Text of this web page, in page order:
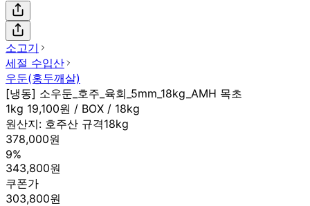
소고기
세절 수입산
우둔(홍두깨살)
[냉동] 소우둔_호주_육회_5mm_18kg_AMH 목초
1kg 19,100원 / BOX / 18kg
원산지: 호주산 규격18kg
378,000원
9%
343,800원
쿠폰가
303,800원